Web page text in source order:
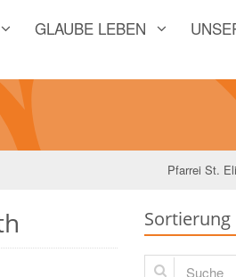
GLAUBE LEBEN
Pfarrei St.
Sortierung
Suche